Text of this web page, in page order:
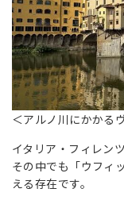
＜アルノ川にかかる
イタリア・フィレン
その中でも「ウフィ
える存在です。